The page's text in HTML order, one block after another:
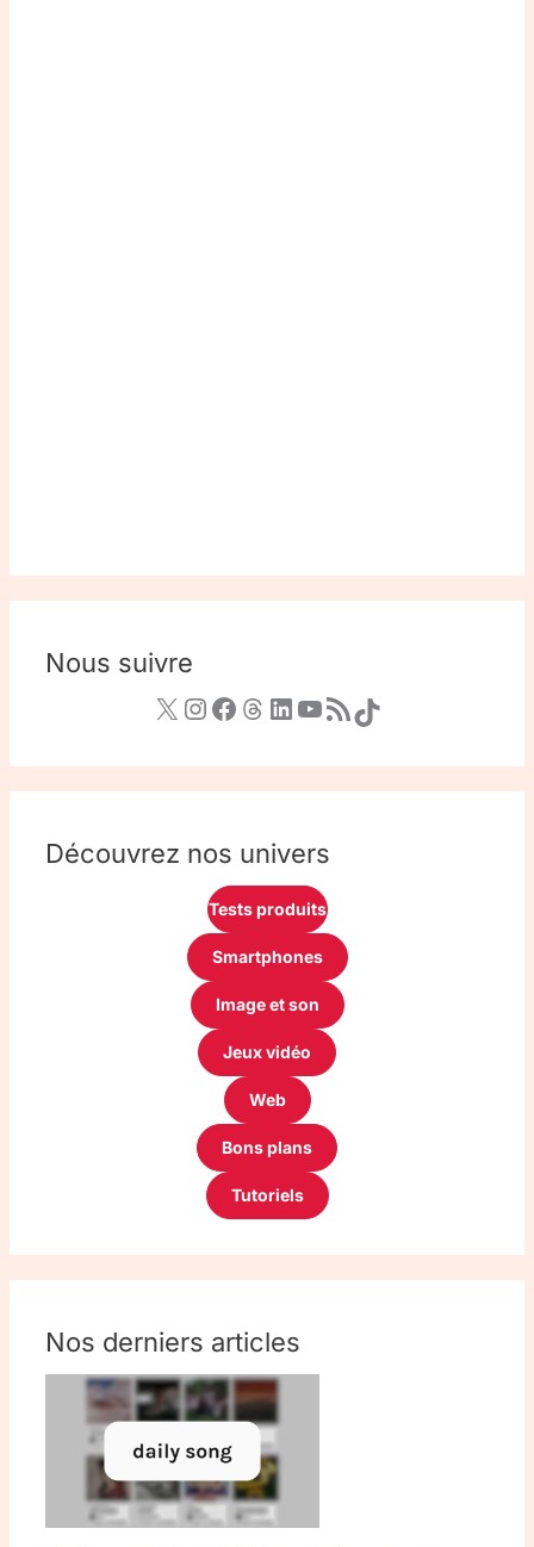
Nous suivre
Découvrez nos univers
Tests produits
Smartphones
Image et son
Jeux vidéo
Web
Bons plans
Tutoriels
Nos derniers articles